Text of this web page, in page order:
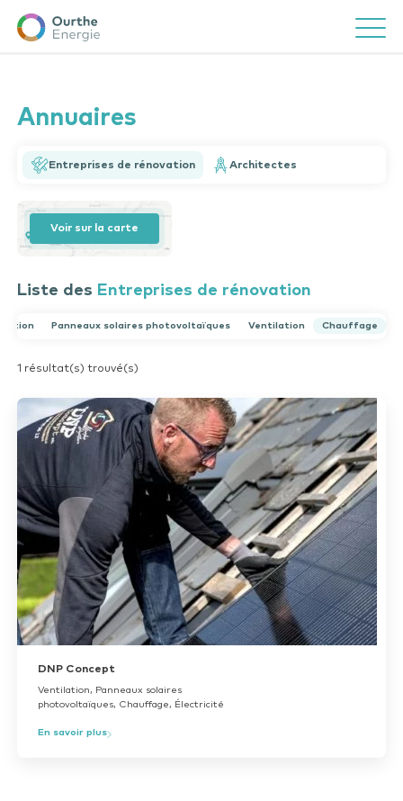
Ourthe
Energie Ouvrir/
Close
Un coup de pouce ?
Vous avez une question ?
Consultez notre FAQ
Annuaires
Entreprises de rénovation Architectes
Voir sur la carte
Liste des Entreprises de rénovation
Panneaux solaires photovoltaïques Ventilation Chauffage
1 résultat(s) trouvé(s)
DNP Concept
Ventilation, Panneaux solaires
photovoltaïques, Chauffage, Électricité
En savoir plus